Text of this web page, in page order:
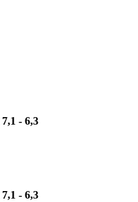
7,1 - 6,3
7,1 - 6,3